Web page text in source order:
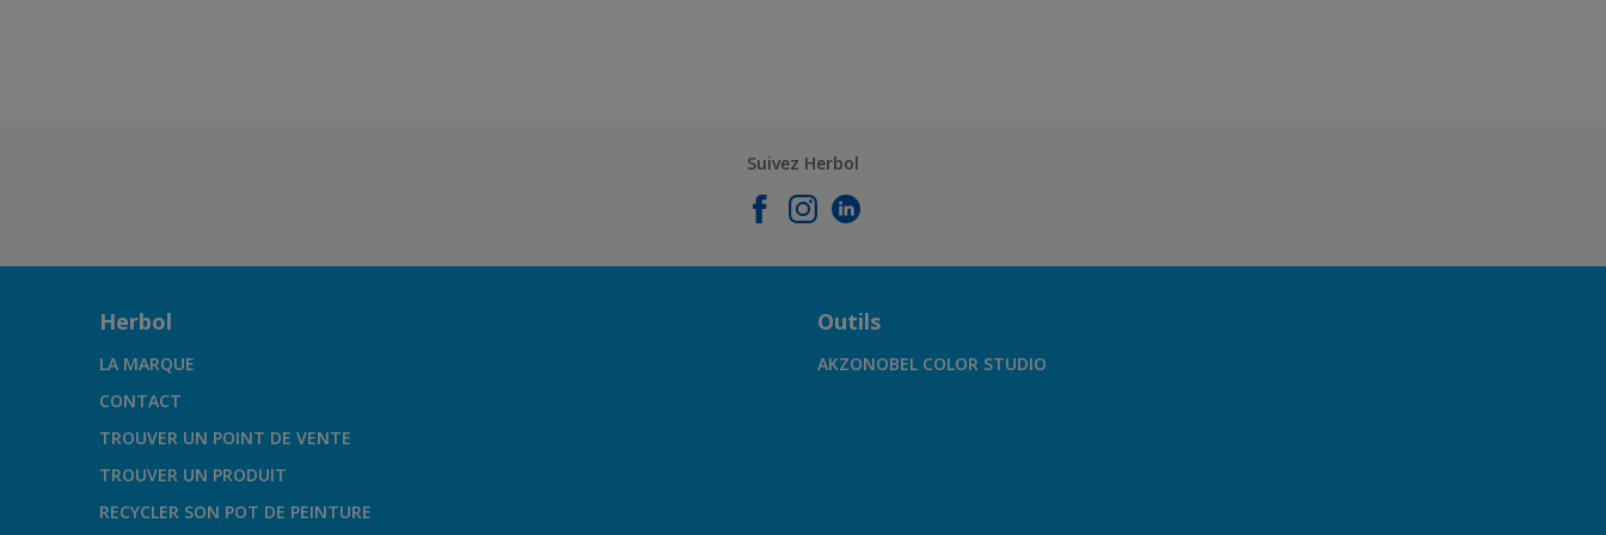
Suivez Herbol
Herbol
LA MARQUE
CONTACT
TROUVER UN POINT DE VENTE
TROUVER UN PRODUIT
RECYCLER SON POT DE PEINTURE
Outils
AKZONOBEL COLOR STUDIO